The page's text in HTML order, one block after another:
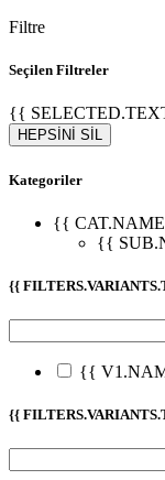
Filtre
Seçilen Filtreler
{{
HEPSİNİ SİL
Kategoriler
{{
{{
{{
{{
{{